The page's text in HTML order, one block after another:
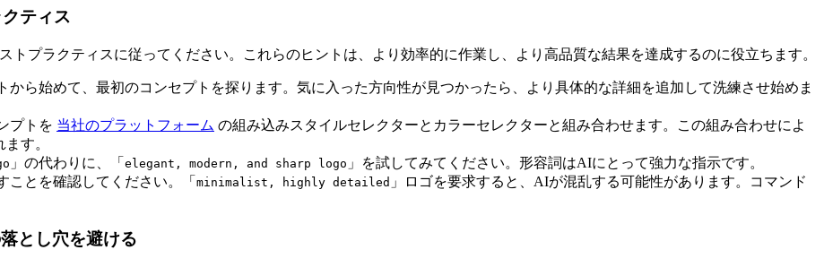
ティス
プラクティスに従ってください。これらのヒントは、より効率的に作業し、より高品質な結果を達成するのに役立ちます。
から始めて、最初のコンセプトを探ります。気に入った方向性が見つかったら、より具体的な詳細を追加して洗練させ始めま
プトを 当社のプラットフォーム の組み込みスタイルセレクターとカラーセレクターと組み合わせます。この組み合わせによ
す。
」の代わりに、「 elegant, modern, and sharp logo 」を試してみてください。形容詞はAIにとって強力な指示です。
ことを確認してください。「 minimalist, highly detailed 」ロゴを要求すると、AIが混乱する可能性があります。コマンド
とし穴を避ける